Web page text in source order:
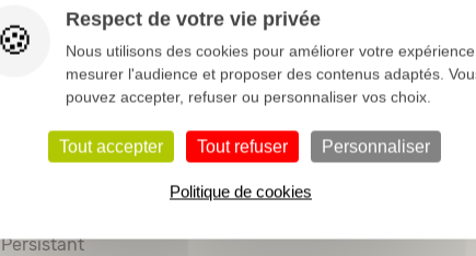
Saxifragacées
0 à 0,5 m
Bordure Bord de bassin Haie basse Massif Potée fleurie
Feuillage décoratif
Persistant
Respect de votre vie privée
Nous utilisons des cookies pour améliorer votre
mesurer l'audience et proposer des contenus adaptés.
pouvez accepter, refuser ou personnaliser vos choix.
Tout accepter Tout refuser Personnaliser
Politique de cookies